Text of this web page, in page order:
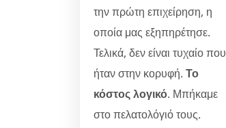
την πρώτη επιχείρηση, η
οποία μας εξηπηρέτησε.
Τελικά, δεν είναι τυχαίο που
ήταν στην κορυφή. Το
κόστος λογικό. Μπήκαμε
στο πελατολόγιό τους.